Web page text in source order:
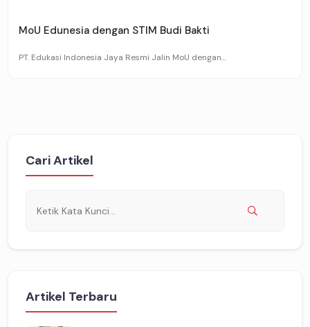
MoU Edunesia dengan STIM Budi Bakti
PT. Edukasi Indonesia Jaya Resmi Jalin MoU dengan...
Cari Artikel
Artikel Terbaru